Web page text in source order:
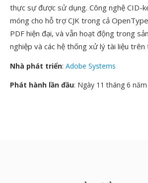
thực sự được sử dụng. Công nghệ CID-
móng cho hỗ trợ CJK trong cả
PDF hiện đại, và vẫn hoạt động trong
nghiệp và các hệ thống xử lý tài liệu trên
Nhà phát triển: Adobe Systems
Phát hành lần đầu: Ngày 11 tháng 6